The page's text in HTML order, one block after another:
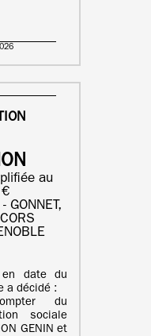
au
GONNET,
en date du
a décidé :
du
sociale
GENIN et